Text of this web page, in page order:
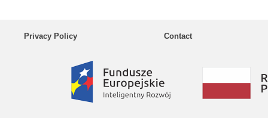
Privacy Policy Contact